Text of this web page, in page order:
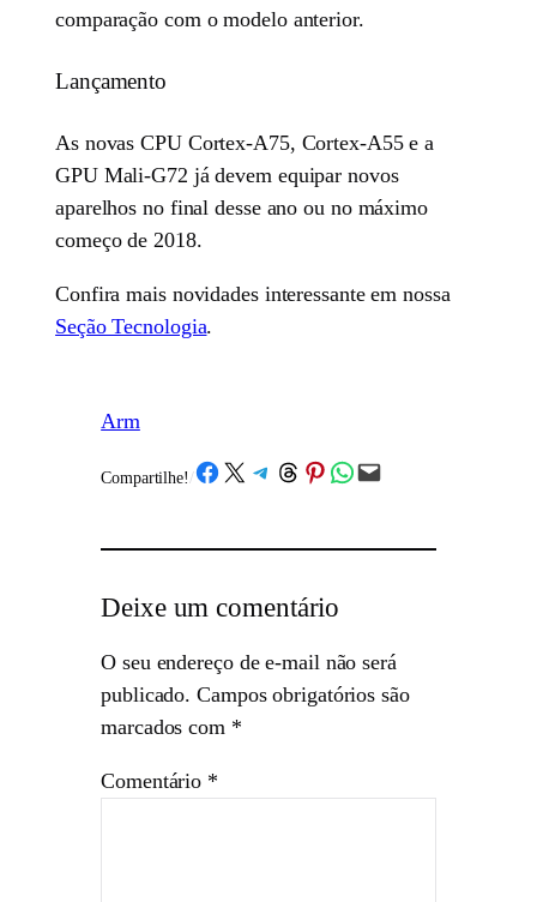
comparação com o modelo anterior.
Lançamento
As novas CPU Cortex-A75, Cortex-A55 e a
GPU Mali-G72 já devem equipar novos
aparelhos no final desse ano ou no máximo
começo de 2018.
Confira mais novidades interessante em nossa
Seção Tecnologia.
Arm
Compartilhe!/Share on Facebook
Share on X Share on Telegram
Share on Threads
Share on Pinterest
Share on WhatsApp
Email this Page
Deixe um comentário
O seu endereço de e-mail não será
publicado. Campos obrigatórios são
marcados com *
Comentário *